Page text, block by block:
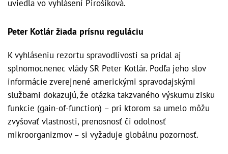
uviedla vo vyhlásení Pirošíková.
Peter Kotlár žiada prísnu reguláciu
K vyhláseniu rezortu spravodlivosti sa pridal aj
splnomocnenec vlády SR Peter Kotlár. Podľa jeho slov
informácie zverejnené americkými spravodajskými
službami dokazujú, že otázka takzvaného výskumu zisku
funkcie (gain-of-function) – pri ktorom sa umelo môžu
zvyšovať vlastnosti, prenosnosť či odolnosť
mikroorganizmov – si vyžaduje globálnu pozornosť.